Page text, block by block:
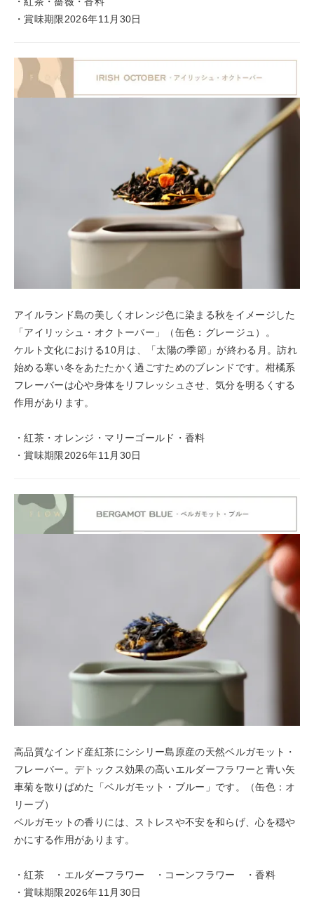
・賞味期限2026年11月30日
アイルランド島の美しくオレンジ色に染まる秋をイメージした
「アイリッシュ・オクトーバー」（缶色：グレージュ）。
ケルト文化における10月は、「太陽の季節」が終わる月。訪れ
始める寒い冬をあたたかく過ごすためのブレンドです。柑橘系
フレーバーは心や身体をリフレッシュさせ、気分を明るくする
作用があります。
・紅茶・オレンジ・マリーゴールド・香料
・賞味期限2026年11月30日
高品質なインド産紅茶にシシリー島原産の天然ベルガモット・
フレーバー。デトックス効果の高いエルダーフラワーと青い矢
車菊を散りばめた「ベルガモット・ブルー」です。（缶色：オ
リーブ）
ベルガモットの香りには、ストレスや不安を和らげ、心を穏や
かにする作用があります。
・紅茶 ・エルダーフラワー ・コーンフラワー ・香料
・賞味期限2026年11月30日